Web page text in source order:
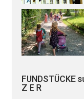
FUNDSTÜCKE
Z E R